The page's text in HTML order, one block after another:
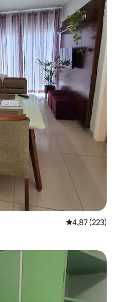
4,87 de uma
4,87 (223)